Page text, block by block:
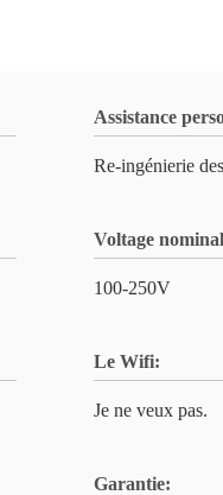
Assistance
Re-ingénierie
Voltage
100-250V
Le Wifi:
Je ne veux pas.
Garantie: